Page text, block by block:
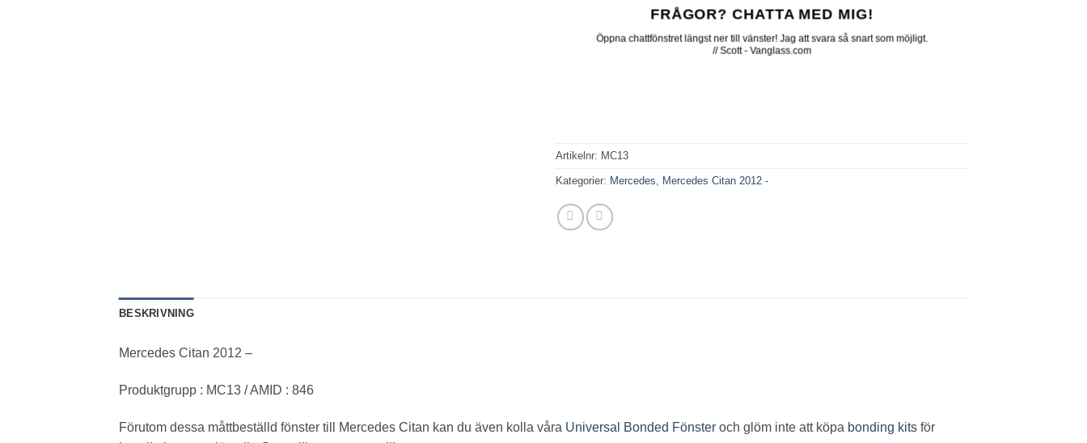
FRÅGOR? CHATTA MED MIG!
Öppna chattfönstret längst ner till vänster! Jag att svara så snart som möjligt.
// Scott - Vanglass.com
Artikelnr: MC13
Kategorier: Mercedes, Mercedes Citan 2012 -
BESKRIVNING
Mercedes Citan 2012 –
Produktgrupp : MC13 / AMID : 846
Förutom dessa måttbeställd fönster till Mercedes Citan kan du även kolla våra Universal Bonded Fönster och glöm inte att köpa bonding kits för